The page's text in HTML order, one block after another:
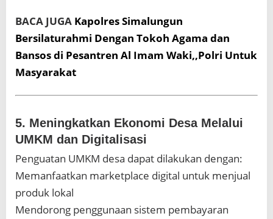
BACA JUGA Kapolres Simalungun
Bersilaturahmi Dengan Tokoh Agama dan
Bansos di Pesantren Al Imam Waki,,Polri Untuk
Masyarakat
5. Meningkatkan Ekonomi Desa Melalui
UMKM dan Digitalisasi
Penguatan UMKM desa dapat dilakukan dengan:
Memanfaatkan marketplace digital untuk menjual
produk lokal
Mendorong penggunaan sistem pembayaran